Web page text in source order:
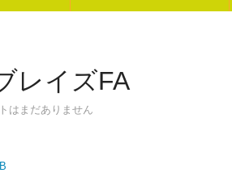
レイズFA
はまだありません